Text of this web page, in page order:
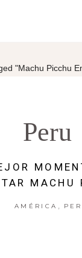
"Machu Picchu
Peru
MACHU
AMÉRICA